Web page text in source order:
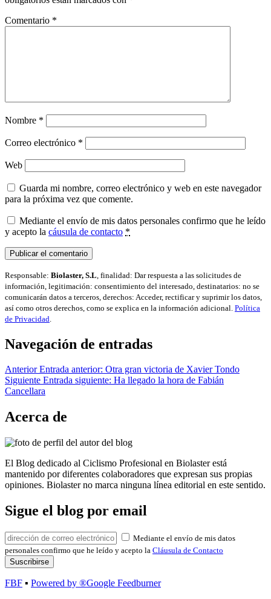
Comentario *
Nombre *
Correo electrónico *
Web
Guarda mi nombre, correo electrónico y web en este navegador
para la próxima vez que comente.
Mediante el envío de mis datos personales confirmo que he leído
y acepto la cáusula de contacto *
Responsable: Biolaster, S.L , finalidad: Dar respuesta a las solicitudes de
información, legitimación: consentimiento del interesado, destinatarios: no se
comunicarán datos a terceros, derechos: Acceder, rectificar y suprimir los datos,
así como otros derechos, como se explica en la información adicional. Política
de Privacidad
Navegación de entradas
Anterior Entrada anterior: Otra gran victoria de Xavier Tondo
Siguiente Entrada siguiente: Ha llegado la hora de Fabián
Cancellara
Acerca de
El Blog dedicado al Ciclismo Profesional en Biolaster está
mantenido por diferentes colaboradores que expresan sus propias
opiniones. Biolaster no marca ninguna línea editorial en este sentido.
Sigue el blog por email
Mediante el envío de mis datos
personales confirmo que he leído y acepto la Cláusula de Contacto
FBF ▪ Powered by ®Google Feedburner